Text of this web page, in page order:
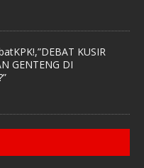
KUSIR
GENTENG DI